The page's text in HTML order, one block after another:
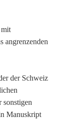
angrenzenden
der Schweiz
sonstigen
Manuskript